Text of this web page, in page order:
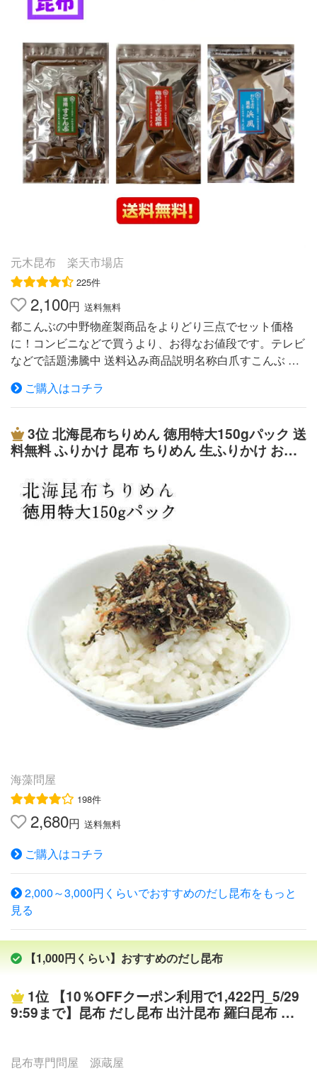
元木昆布 楽天市場店
225件
2,100円 送料無料
都こんぶの中野物産製商品をよりどり三点でセット価格
に！コンビニなどで買うより、お得なお値段です。テレビ
などで話題沸騰中 送料込み商品説明名称白爪すこんぶ 原
酵調味料、たんぱく加水分解物、調味料（アミノ酸等）、
ソルビトール、酸味料、甘味料（ステビア抽出物）、（原
材料の一部に大豆を含む） 内容量 100g賞味期限6ヵ月保
存方法 高温多湿、直射日光を避けて保存 製造者 元木株式
会社 大阪府大阪市福島区野田1丁目1-86大阪市中央卸売
市場(本場)内 商品説明名称徳用すこんぶ 原材料名 昆布
（国内産）、醸造酢、かつおぶしエキス、発酵調味料、た
んぱく加水分解物、調味料（アミノ酸等）、ソルビトー
に大豆を含む） 内容量200g賞味期限6ヵ月保存方法 高温
多湿、直射日光を避けて保存 製造者元木株式会社大阪府
大阪市福島区野田1丁目1-86 大阪市中央卸売市場(本場)内
商品説明名称梅おしゃぶり昆布 原材料名 昆布(北海道産)、
梅果肉、醗酵風調味液、たんぱく加水分解物(大豆)、かつ
おぶしエキス、調味料(アミノ酸等)、ソルビット、酸味
料、甘味料(ステビア抽出物) 内容量80g賞味期限6ヵ月保存
方法 高温多湿、直射日光を避けて保存 製造者元木株式会
社大阪府大阪市福島区野田1丁目1-86 大阪市中央卸売市場
(本場)内 商品説明名称おしゃぶり昆布 浜風 原材料名 昆布
（北海道産）、発酵調味料、たんぱく加水分解物（大
元木株式会社 大阪府大阪市福島区野田1丁目1-86 大阪市
中央卸売市場(本場)内 ※平成27年4月1日よりクロネコメー
ル便→「ネコポス」へ変更になります。 「ネコポス」は
都こんぶ製！おやつよりどり3品セット 都こんぶ で有名
な中野物産のおやつをよりどり3品で 2100円！！白爪す昆
布梅おしゃぶり昆布徳用す昆布おしゃぶり昆布 浜風 こ
の中からよりどり3品で2100円！！！ぎりぎり価格です！
ご購入はコチラ
3位北海昆布ちりめん 徳用特大150gパック 送
料無料 ふりかけ 昆布 ちりめん 生ふりかけ おに
海藻問屋
198件
2,680円 送料無料
ご購入はコチラ
2,000～3,000円くらいでおすすめのだし昆布をもっと
見る
【1,000円くらい】おすすめのだし昆布
1位
【10％OFFクーポン利用で1,422円_5/29
9:59まで】昆布 だし昆布 出汁昆布 羅臼昆布 こ
昆布専門問屋 源蔵屋